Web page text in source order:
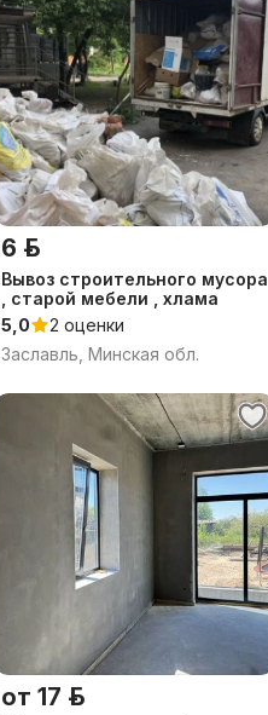
6 р.
Вывоз строительного мусора
, старой мебели , хлама
5,0
2 оценки
Заславль, Минская обл.
от 17 р.